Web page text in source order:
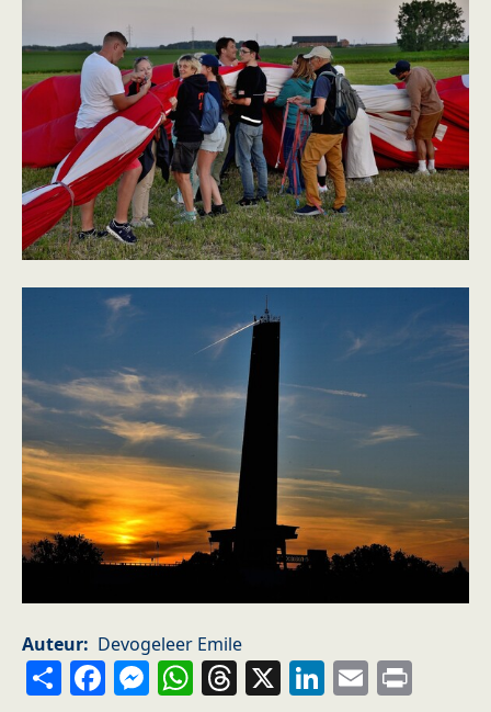
Auteur Devogeleer Emile
ShareFacebook
Messenger
WhatsApp
Threads
X LinkedIn
Email